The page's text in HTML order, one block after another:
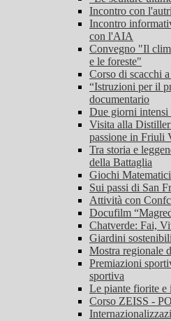
Incontro con
Incontro
con l'AIA
Convegno "Il
e le foreste"
Corso di scacchi
“Istruzioni per il
documentario
Due giorni intensi
Visita alla
passione in Friuli
Tra storia e
della Battaglia
Giochi
Sui passi di San
Attività con
Docufilm
Chatverde: Fai,
Giardini
Mostra regionale
Premiazioni
sportiva
Le piante fiorite e
Corso ZEISS -